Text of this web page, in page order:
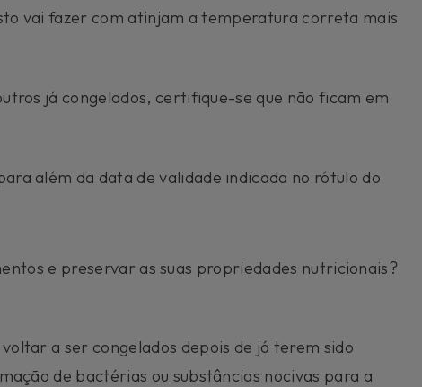
vai fazer com atinjam a temperatura correta mais
já congelados, certifique-se que não ficam em
além da data de validade indicada no rótulo do
e preservar as suas propriedades nutricionais?
a ser congelados depois de já terem sido
de bactérias ou substâncias nocivas para a